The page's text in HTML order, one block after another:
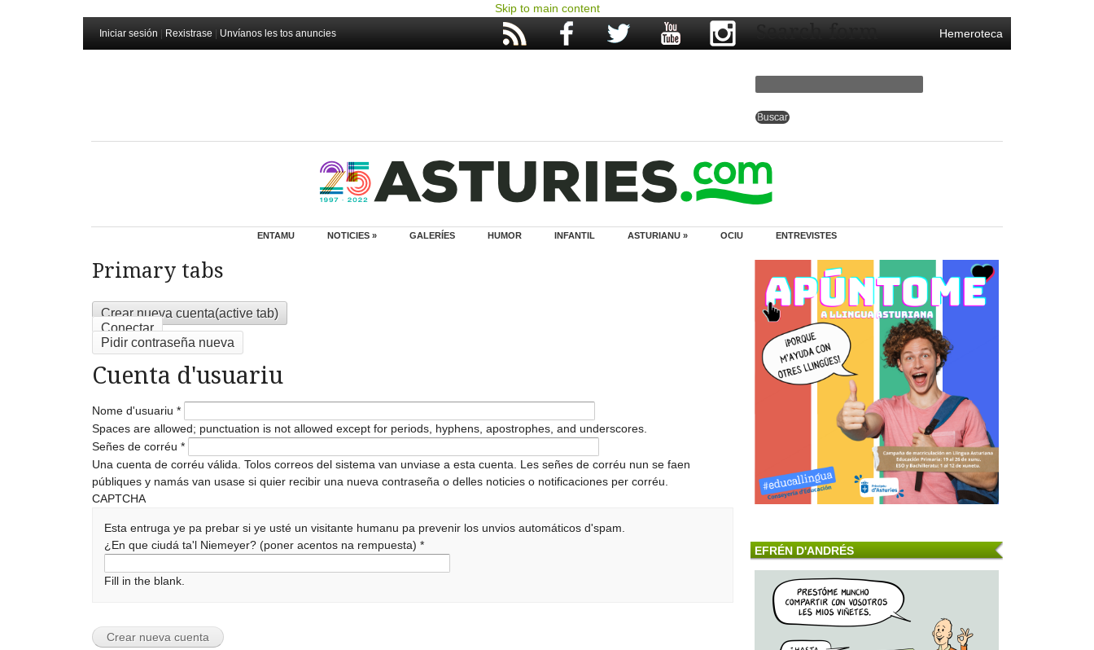
Skip to main content
Iniciar sesión Rexistrase Unvíanos les tos anuncies Hemeroteca
Search form
ENTAMU NOTICIES » GALERÍES HUMOR INFANTIL ASTURIANU » OCIU ENTREVISTES
Primary tabs
Crear nueva cuenta(active tab)
Conectar
Pidir contraseña nueva
Cuenta d'usuariu
Nome d'usuariu *
Spaces are allowed; punctuation is not allowed except for periods, hyphens, apostrophes, and underscores.
Señes de corréu *
Una cuenta de corréu válida. Tolos correos del sistema van unviase a esta cuenta. Les señes de corréu nun se faen
públiques y namás van usase si quier recibir una nueva contraseña o delles noticies o notificaciones per corréu.
CAPTCHA
Esta entruga ye pa prebar si ye usté un visitante humanu pa prevenir los unvios automáticos d'spam.
¿En que ciudá ta'l Niemeyer? (poner acentos na rempuesta)*
Fill in the blank.
EFRÉN D'ANDRÉS